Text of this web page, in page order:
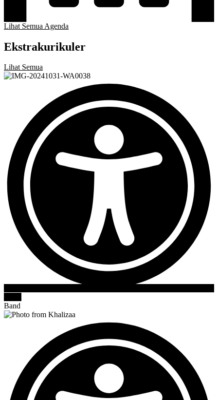
KEGIATAN MPLS 2026
Lihat Semua Agenda
Ekstrakurikuler
Lihat Semua
Band